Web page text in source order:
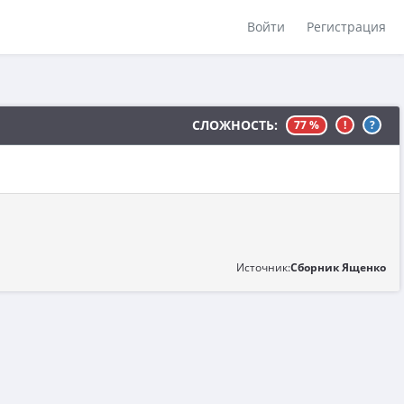
Войти Регистрация
СЛОЖНОСТЬ: 77 % ! ?
Источник:Сборник Ященко